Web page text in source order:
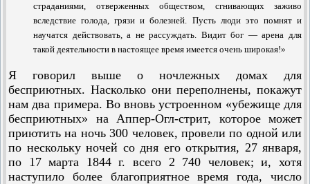
страданиями, отверженных обществом, сгнивающих заживо
вследствие голода, грязи и болезней. Пусть люди это помнят и
научатся действовать, а не рассуждать. Видит бог — арена для
такой деятельности в настоящее время имеется очень широкая!»
Я говорил выше о ночлежных домах для
бесприютных. Насколько они переполнены, покажут
нам два примера. Во вновь устроенном «убежище для
бесприютных» на Аппер-Огл-стрит, которое может
приютить на ночь 300 человек, провели по одной или
по нескольку ночей со дня его открытия, 27 января,
по 17 марта 1844 г. всего 2 740 человек; и, хотя
наступило более благоприятное время года, число